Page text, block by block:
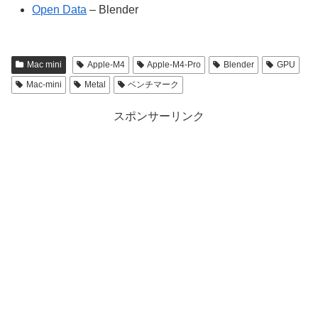
Open Data – Blender
Mac mini Apple-M4 Apple-M4-Pro Blender
GPU
Mac-mini
Metal ベンチマーク
スポンサーリンク